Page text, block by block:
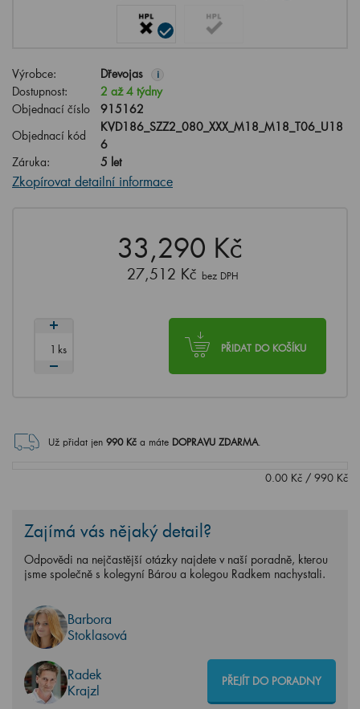
Výrobce: Dřevojas i
Dostupnost:
2 až 4 týdny
Objednací číslo
915162
Objednací kód
KVD186_SZZ2_080_XXX_M18_M18_T06_U18
6
Záruka:
5 let
Zkopírovat detailní informace
33,290 Kč
27,512 Kč bez DPH
PŘIDAT DO KOŠÍKU
ks
Už přidat jen 990Kč a máte DOPRAVU ZDARMA.
0.00 Kč / 990 Kč
Zajímá vás nějaký detail?
Odpovědi na nejčastější otázky najdete v naší poradně, kterou
jsme společně s kolegyní Bárou a kolegou Radkem nachystali.
Barbora
Stoklasová
Radek
Krajzl
PŘEJÍT DO PORADNY